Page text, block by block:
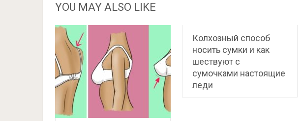
YOU MAY ALSO LIKE
Колхозный способ
носить сумки и как
шествуют с
сумочками настоящие
леди